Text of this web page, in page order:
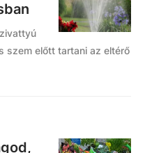
szem előtt tartani az eltérő